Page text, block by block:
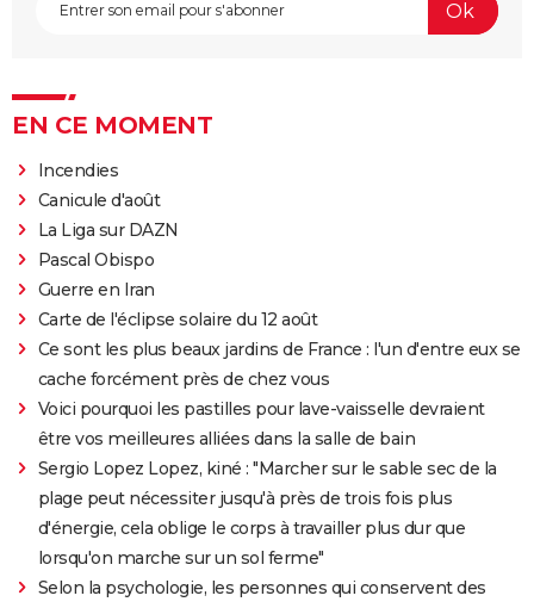
EN CE MOMENT
Incendies
Canicule d'août
La Liga sur DAZN
Pascal Obispo
Guerre en Iran
Carte de l'éclipse solaire du 12 août
Ce sont les plus beaux jardins de France : l'un d'entre eux se
cache forcément près de chez vous
Voici pourquoi les pastilles pour lave-vaisselle devraient
être vos meilleures alliées dans la salle de bain
Sergio Lopez Lopez, kiné : "Marcher sur le sable sec de la
plage peut nécessiter jusqu'à près de trois fois plus
d'énergie, cela oblige le corps à travailler plus dur que
lorsqu'on marche sur un sol ferme"
Selon la psychologie, les personnes qui conservent des